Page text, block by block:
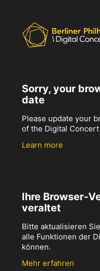
Sorry, your
date
Please update your
of the Digital Concert
Learn more
Ihre Browser-
veraltet
Bitte aktualisieren
alle Funktionen der
können.
Mehr erfahren